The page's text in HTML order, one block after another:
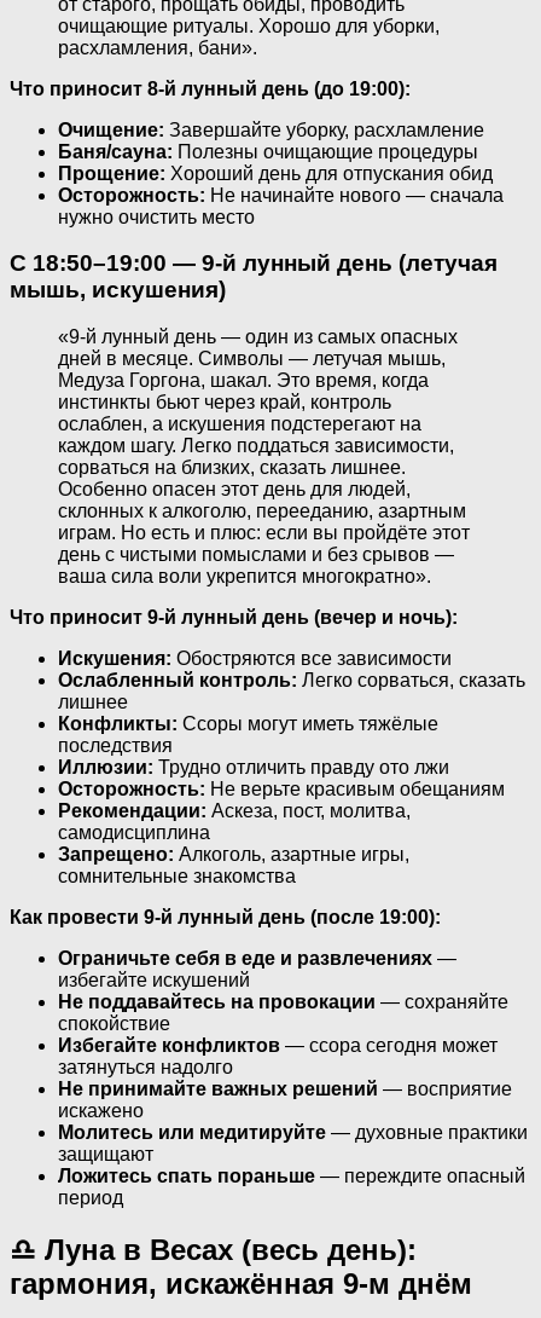
очищающие ритуалы. Хорошо для уборки,
расхламления, бани».
Что приносит 8-й лунный день (до 19:00):
Очищение: Завершайте уборку, расхламление
Баня/сауна: Полезны очищающие процедуры
Прощение: Хороший день для отпускания обид
Осторожность: Не начинайте нового — сначала
нужно очистить место
С 18:50–19:00 — 9-й лунный день (летучая
мышь, искушения)
«9-й лунный день — один из самых опасных
дней в месяце. Символы — летучая мышь,
Медуза Горгона, шакал. Это время, когда
инстинкты бьют через край, контроль
ослаблен, а искушения подстерегают на
каждом шагу. Легко поддаться зависимости,
сорваться на близких, сказать лишнее.
Особенно опасен этот день для людей,
склонных к алкоголю, перееданию, азартным
играм. Но есть и плюс: если вы пройдёте этот
день с чистыми помыслами и без срывов —
ваша сила воли укрепится многократно».
Что приносит 9-й лунный день (вечер и ночь):
Искушения: Обостряются все зависимости
Ослабленный контроль: Легко сорваться, сказать
лишнее
Конфликты: Ссоры могут иметь тяжёлые
последствия
Иллюзии: Трудно отличить правду ото лжи
Осторожность: Не верьте красивым обещаниям
Рекомендации: Аскеза, пост, молитва,
самодисциплина
Запрещено: Алкоголь, азартные игры,
сомнительные знакомства
Как провести 9-й лунный день (после 19:00):
Ограничьте себя в еде и развлечениях —
избегайте искушений
Не поддавайтесь на провокации — сохраняйте
спокойствие
Избегайте конфликтов — ссора сегодня может
затянуться надолго
Не принимайте важных решений — восприятие
искажено
Молитесь или медитируйте — духовные практики
защищают
Ложитесь спать пораньше — переждите опасный
период
♎ Луна в Весах (весь день):
гармония, искажённая 9-м днём